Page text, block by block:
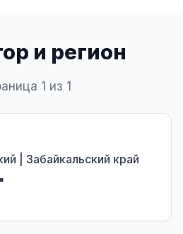
и регион
1 из 1
| Забайкальский край